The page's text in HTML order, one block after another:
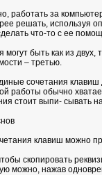
работать за
решать, используя
что-то с ее
могут быть как из
– третью.
сочетания клавиш
работы обычно
стоит выпи- сывать
клавиш можно
скопировать
можно, нажав